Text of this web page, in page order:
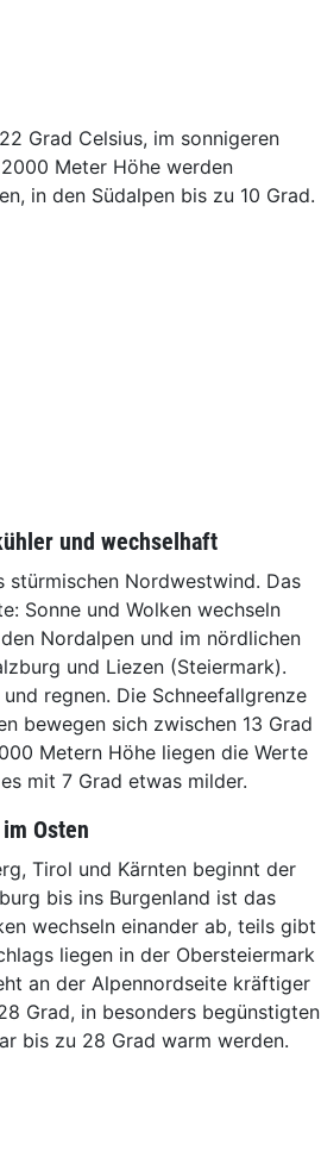
Grad Celsius, im sonnigeren
Meter Höhe werden
in den Südalpen bis zu 10 Grad.
und wechselhaft
Nordwestwind. Das
Sonne und Wolken wechseln
Nordalpen und im nördlichen
und Liezen (Steiermark).
regnen. Die Schneefallgrenze
bewegen sich zwischen 13 Grad
Metern Höhe liegen die Werte
mit 7 Grad etwas milder.
Osten
Tirol und Kärnten beginnt der
bis ins Burgenland ist das
wechseln einander ab, teils gibt
liegen in der Obersteiermark
an der Alpennordseite kräftiger
Grad, in besonders begünstigten
bis zu 28 Grad warm werden.